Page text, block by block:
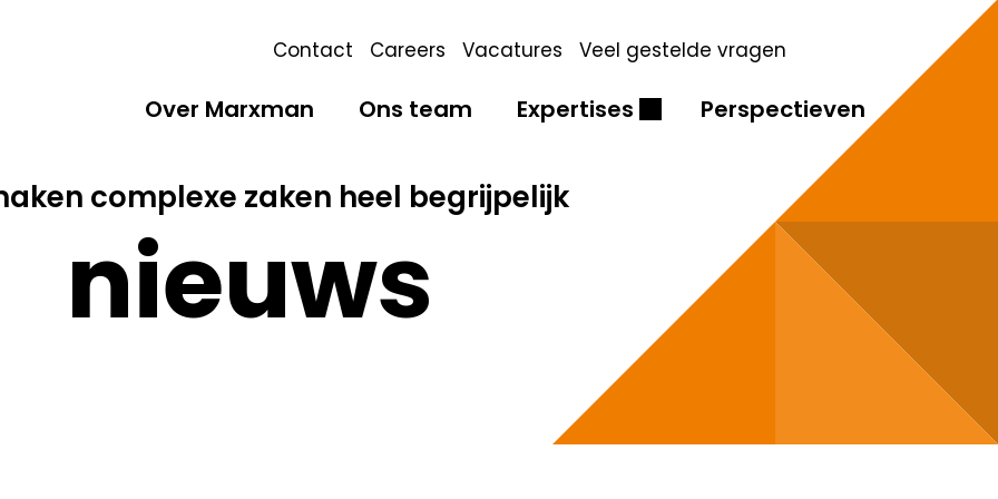
Contact Careers Vacatures Veel gestelde vragen
Over Marxman Ons team Expertises Perspectieven
complexe zaken heel begrijpelijk
nieuws